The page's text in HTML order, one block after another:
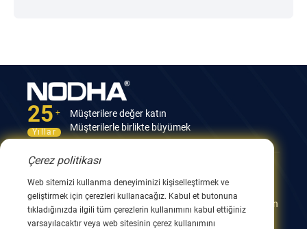
25 +
Yıllar
Müşterilere değer katın
Müşterilerle birlikte büyümek
Bize Ulaşın
12. Bina, No.9 Xingyang Yolu, Wuxi 214082, JiangSu, Çin
0086 510 8580 8562
Çerez politikası
Web sitemizi kullanma deneyiminizi kişiselleştirmek ve
geliştirmek için çerezleri kullanacağız. Kabul et butonuna
tıkladığınızda ilgili tüm çerezlerin kullanımını kabul ettiğiniz
varsayılacaktır veya web sitesinin çerez kullanımını